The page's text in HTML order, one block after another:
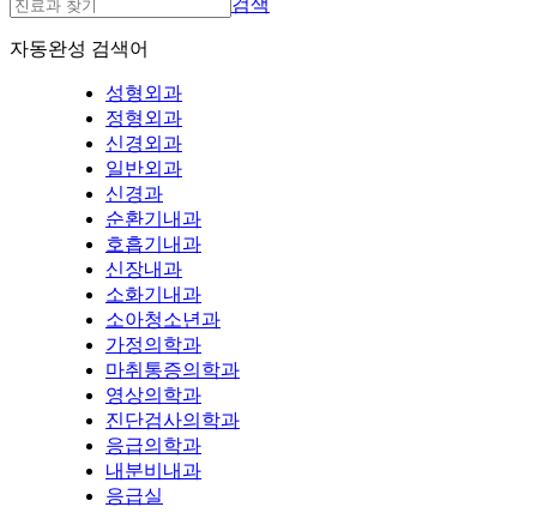
검색
자동완성 검색어
성형외과
정형외과
신경외과
일반외과
신경과
순환기내과
호흡기내과
신장내과
소화기내과
소아청소년과
가정의학과
마취통증의학과
영상의학과
진단검사의학과
응급의학과
내분비내과
응급실